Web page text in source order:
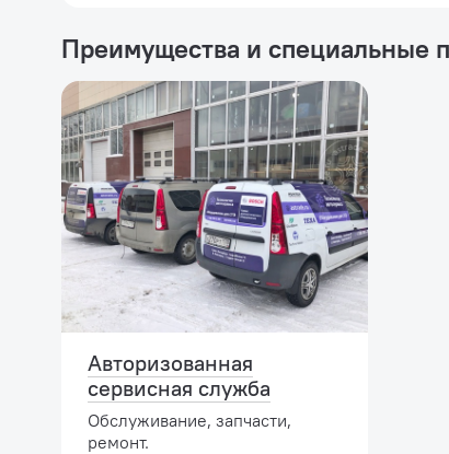
Преимущества и специальные
Авторизованная
сервисная служба
Обслуживание, запчасти,
ремонт.